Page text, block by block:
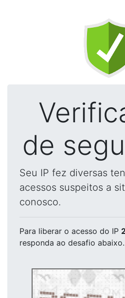
de
Seu IP fez diversas
acessos suspeitos a
conosco.
Para liberar o acesso do IP
responda ao desafio abaixo.